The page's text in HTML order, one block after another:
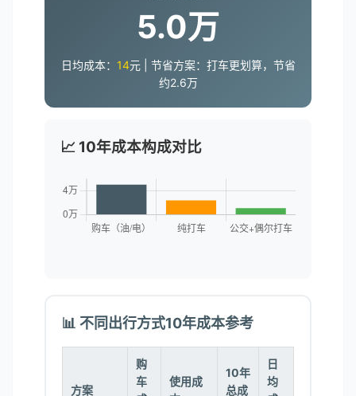
5.0万
日均成本： 14元 | 节省方案： 打车更划算，节省
约2.6万
📈 10年成本构成对比
📊 不同出行方式10年成本参考
方案
购
车
使用成
10年
总成
日
均